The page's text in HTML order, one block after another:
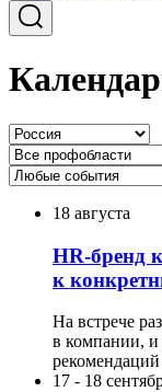
18 августа
HR-бренд
к
На встрече
в компании, и
рекомендаций
17 - 18